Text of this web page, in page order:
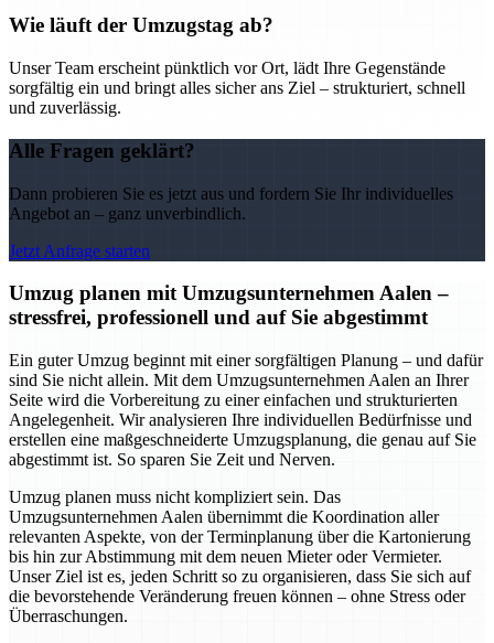
Wie läuft der Umzugstag ab?
Unser Team erscheint pünktlich vor Ort, lädt Ihre Gegenstände
sorgfältig ein und bringt alles sicher ans Ziel – strukturiert, schnell
und zuverlässig.
Alle Fragen geklärt?
Dann probieren Sie es jetzt aus und fordern Sie Ihr individuelles
Angebot an – ganz unverbindlich.
Jetzt Anfrage starten
Umzug planen mit Umzugsunternehmen Aalen –
stressfrei, professionell und auf Sie abgestimmt
Ein guter Umzug beginnt mit einer sorgfältigen Planung – und dafür
sind Sie nicht allein. Mit dem Umzugsunternehmen Aalen an Ihrer
Seite wird die Vorbereitung zu einer einfachen und strukturierten
Angelegenheit. Wir analysieren Ihre individuellen Bedürfnisse und
erstellen eine maßgeschneiderte Umzugsplanung, die genau auf Sie
abgestimmt ist. So sparen Sie Zeit und Nerven.
Umzug planen muss nicht kompliziert sein. Das
Umzugsunternehmen Aalen übernimmt die Koordination aller
relevanten Aspekte, von der Terminplanung über die Kartonierung
bis hin zur Abstimmung mit dem neuen Mieter oder Vermieter.
Unser Ziel ist es, jeden Schritt so zu organisieren, dass Sie sich auf
die bevorstehende Veränderung freuen können – ohne Stress oder
Überraschungen.